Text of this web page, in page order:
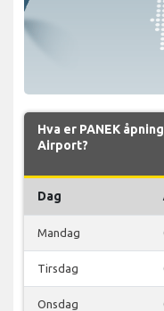
Hva er PANEK
Airport?
Dag
Mandag
Tirsdag
Onsdag